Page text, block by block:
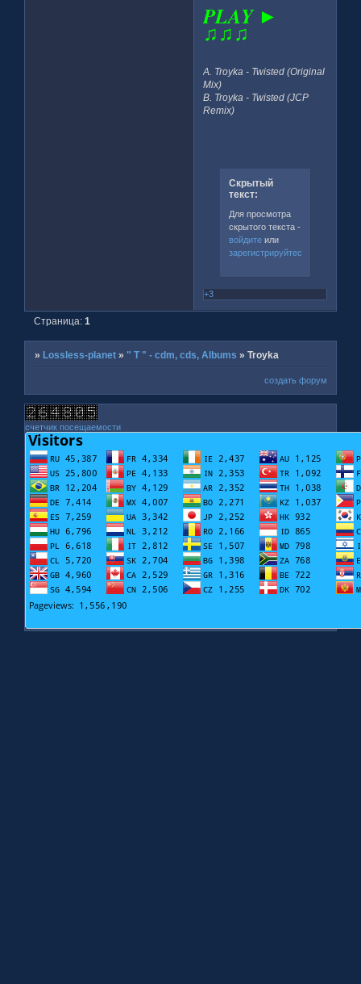
PLAY ►
♫♫♫
A. Troyka - Twisted (Original
Mix)
B. Troyka - Twisted (JCP
Remix)
Скрытый
текст:
Для просмотра
скрытого текста -
войдитеили
зарегистрируйтесь
+3
Страница:1
»Lossless-planet » " T " - cdm, cds, Albums »Troyka
создать форум
счетчик посещаемости